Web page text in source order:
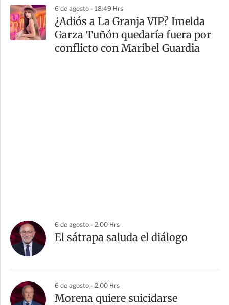
6 de agosto - 18:49 Hrs
¿Adiós a La Granja VIP? Imelda
Garza Tuñón quedaría fuera por
conflicto con Maribel Guardia
6 de agosto - 2:00 Hrs
El sátrapa saluda el diálogo
6 de agosto - 2:00 Hrs
Morena quiere suicidarse